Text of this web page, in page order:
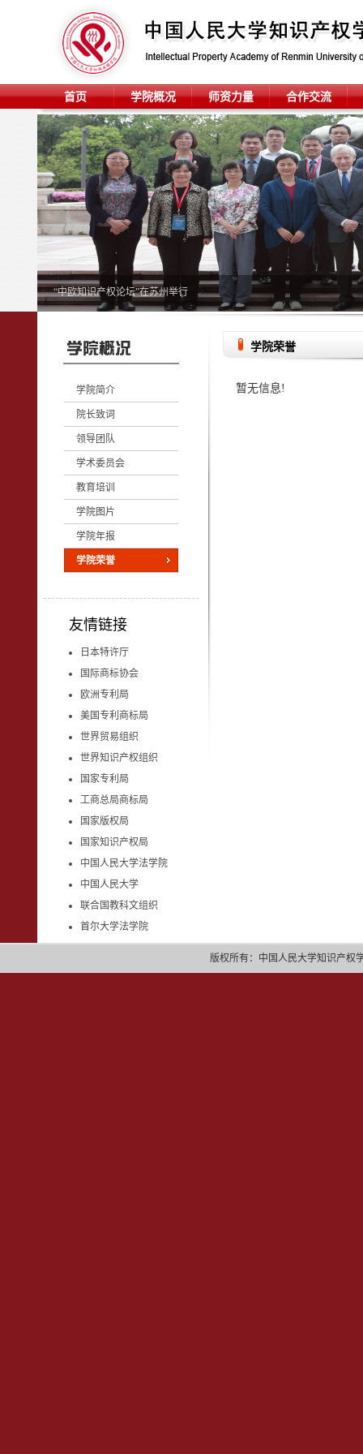
首页 学院概况 师资力量 合作交流
“中欧知识产权论坛”在苏州举行
学院简介
院长致词
领导团队
学术委员会
教育培训
学院图片
学院年报
学院荣誉
友情链接
日本特许厅
国际商标协会
欧洲专利局
美国专利商标局
世界贸易组织
世界知识产权组织
国家专利局
工商总局商标局
国家版权局
国家知识产权局
中国人民大学法学院
中国人民大学
联合国教科文组织
首尔大学法学院
学院荣誉
暂无信息!
版权所有：中国人民大学知识产权